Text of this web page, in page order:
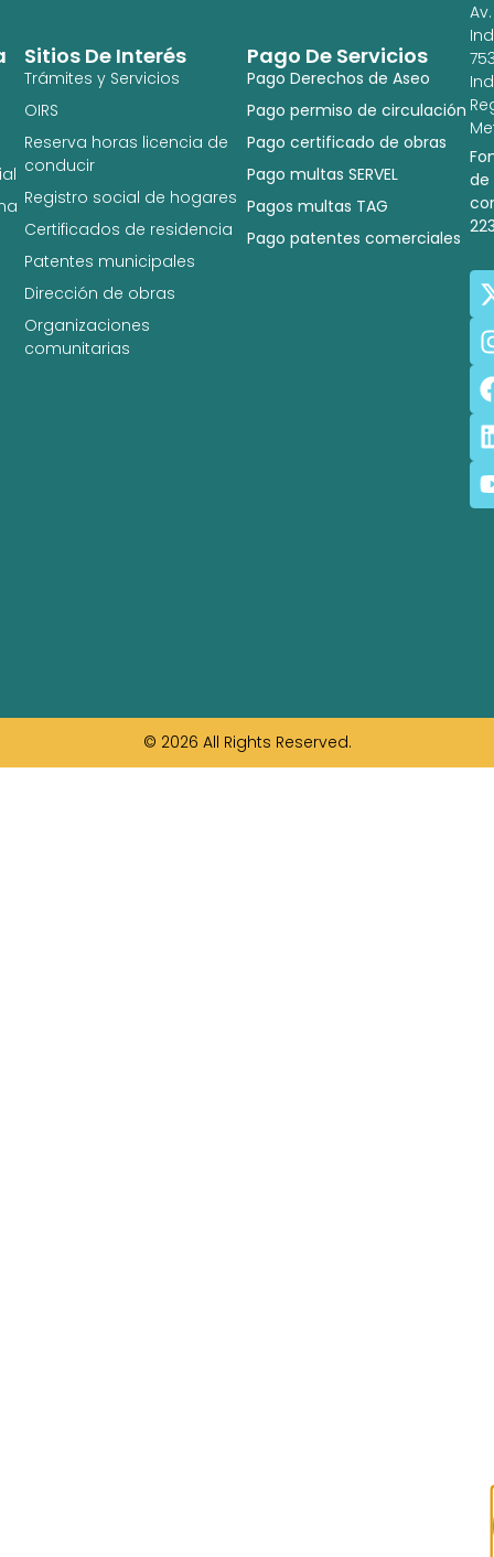
Pago De Servicios
Pago Derechos de Aseo
Pago permiso de circulación
Pago certificado de obras
Pago multas SERVEL
Pagos multas TAG
Pago patentes comerciales
Sitios De Interés
Trámites y Servicios
OIRS
Reserva horas licencia de
conducir
Registro social de hogares
Certificados de residencia
Patentes municipales
Dirección de obras
Organizaciones
comunitarias
Av.
de
© 2026 All Rights Reserved.